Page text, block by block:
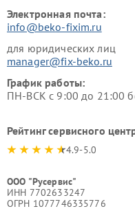
Электронная почта:
info@beko-fixim.ru
для юридических лиц
manager@fix-beko.ru
График работы:
ПН-ВСК с 9:00 до 21:00
Рейтинг сервисного
4.9-5.0
ООО "Русервис"
ИНН 7702633247
ОГРН 1077746335776